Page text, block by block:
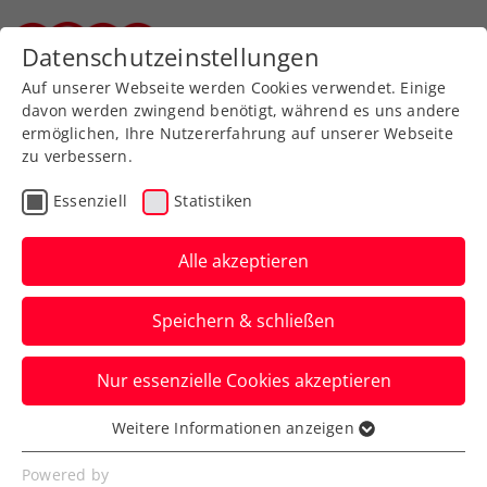
Zurück zur Newsübersicht
Turniere
Generali Open Kitzbühel:
Novak schafft Sprung in
den Hauptbewerb
Damit schlägt ein Österreicher-Quartett
im Hauptfeld des ATP-250-Turniers in
Tirol auf.
Verfasst von: Presseaussendung / Redaktion, 30.07.2023
Datenschutzeinstellungen
Auf unserer Webseite werden Cookies verwendet. Einige
davon werden zwingend benötigt, während es uns andere
ermöglichen, Ihre Nutzererfahrung auf unserer Webseite
zu verbessern.
Essenziell Statistiken
Alle akzeptieren
Speichern & schließen
Nur essenzielle Cookies akzeptieren
Essenziell
Essenzielle Cookies werden für grundlegende
Weitere Informationen anzeigen
Powered by